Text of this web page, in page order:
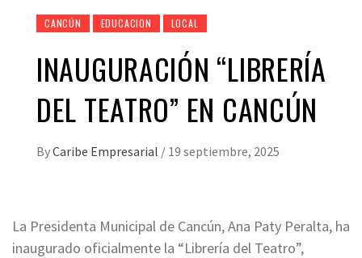
CANCÚN EDUCACION LOCAL
INAUGURACIÓN “LIBRERÍA
DEL TEATRO” EN CANCÚN
ByCaribe Empresarial / 19 septiembre, 2025
La Presidenta Municipal de Cancún, Ana Paty Peralta, ha
inaugurado oficialmente la “Librería del Teatro”,